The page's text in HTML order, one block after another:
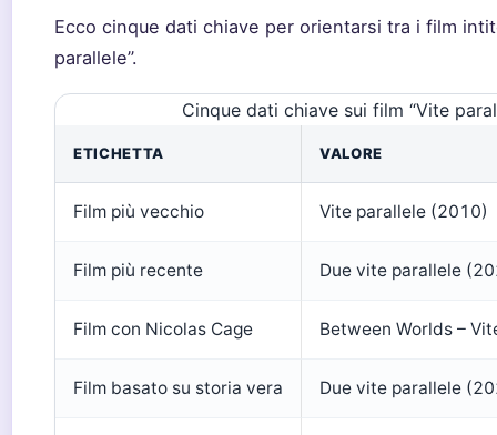
Ecco cinque dati chiave per orientarsi tra i film
parallele”.
Cinque dati chiave sui film “Vite
ETICHETTA VALORE
Film più vecchio Vite parallele (2010)
Film più recente Due vite parallele
Film con Nicolas Cage Between Worlds –
Film basato su storia vera Due vite parallele